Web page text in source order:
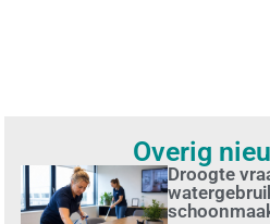
Overig
Droogte